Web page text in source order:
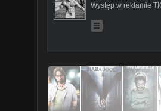
Występ w reklamie